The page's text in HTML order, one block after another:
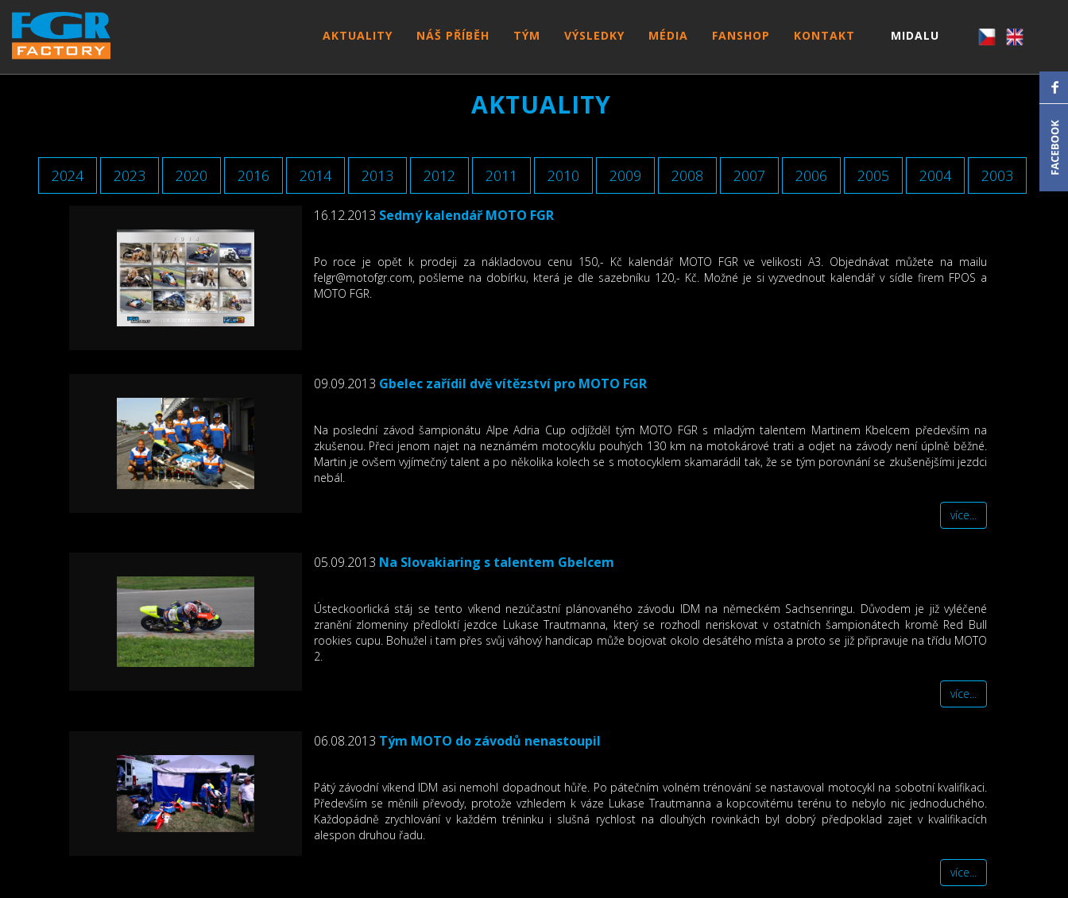
AKTUALITY NÁŠ PŘÍBĚH TÝM VÝSLEDKY MÉDIA FANSHOP KONTAKT MIDALU
AKTUALITY
2024 2023 2020 2016 2014 2013 2012 2011 2010 2009 2008 2007 2006 2005 2004 2003
16.12.2013 Sedmý kalendář MOTO FGR
Po roce je opět k prodeji za nákladovou cenu 150,- Kč kalendář MOTO FGR ve velikosti A3. Objednávat můžete na mailu
felgr@motofgr.com, pošleme na dobírku, která je dle sazebníku 120,- Kč. Možné je si vyzvednout kalendář v sídle firem FPOS a
MOTO FGR.
09.09.2013 Gbelec zařídil dvě vítězství pro MOTO FGR
Na poslední závod šampionátu Alpe Adria Cup odjížděl tým MOTO FGR s mladým talentem Martinem Kbelcem především na
zkušenou. Přeci jenom najet na neznámém motocyklu pouhých 130 km na motokárové trati a odjet na závody není úplně běžné.
Martin je ovšem vyjímečný talent a po několika kolech se s motocyklem skamarádil tak, že se tým porovnání se zkušenějšími jezdci
nebál.
více...
05.09.2013 Na Slovakiaring s talentem Gbelcem
Ústeckoorlická stáj se tento víkend nezúčastní plánovaného závodu IDM na německém Sachsenringu. Důvodem je již vyléčené
zranění zlomeniny předloktí jezdce Lukase Trautmanna, který se rozhodl neriskovat v ostatních šampionátech kromě Red Bull
rookies cupu. Bohužel i tam přes svůj váhový handicap může bojovat okolo desátého místa a proto se již připravuje na třídu MOTO
2.
více...
06.08.2013 Tým MOTO do závodů nenastoupil
Pátý závodní víkend IDM asi nemohl dopadnout hůře. Po pátečním volném trénování se nastavoval motocykl na sobotní kvalifikaci.
Především se měnili převody, protože vzhledem k váze Lukase Trautmanna a kopcovitému terénu to nebylo nic jednoduchého.
Každopádně zrychlování v každém tréninku i slušná rychlost na dlouhých rovinkách byl dobrý předpoklad zajet v kvalifikacích
alespon druhou řadu.
více...